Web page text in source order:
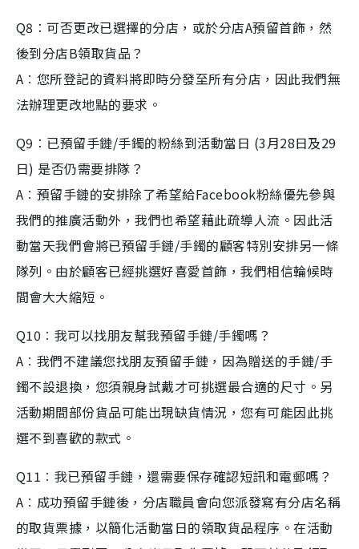
Q8︰可否更改已選擇的分店，或於分店A預留首飾，然
後到分店B領取貨品？
A︰您所登記的資料將即時分發至所有分店，因此我們無
法辦理更改地點的要求。
Q9︰已預留手鏈/手鐲的粉絲到活動當日 (3月28日及29
日) 是否仍需要排隊？
A︰預留手鏈的安排除了希望給Facebook粉絲優先參與
我們的推廣活動外，我們也希望藉此疏導人流。因此活
動當天我們會將已預留手鏈/手鐲的顧客特別安排另一條
隊列。由於顧客已經挑選好喜愛首飾，我們相信輪候時
間會大大縮短。
Q10︰我可以找朋友幫我預留手鏈/手鐲嗎？
A︰我們不建議您找朋友預留手鏈，因為贈送的手鏈/手
鐲不設退換，您須親身試戴才可挑選最合適的尺寸。另
活動期間部份貨品可能出現缺貨情況，您有可能因此挑
選不到喜歡的款式。
Q11︰我已預留手鏈，還需要保存確認短訊和電郵嗎？
A︰成功預留手鏈後，分店職員會向您派發寫有分店名稱
的取貨票據，以簡化活動當日的領取貨品程序。在活動